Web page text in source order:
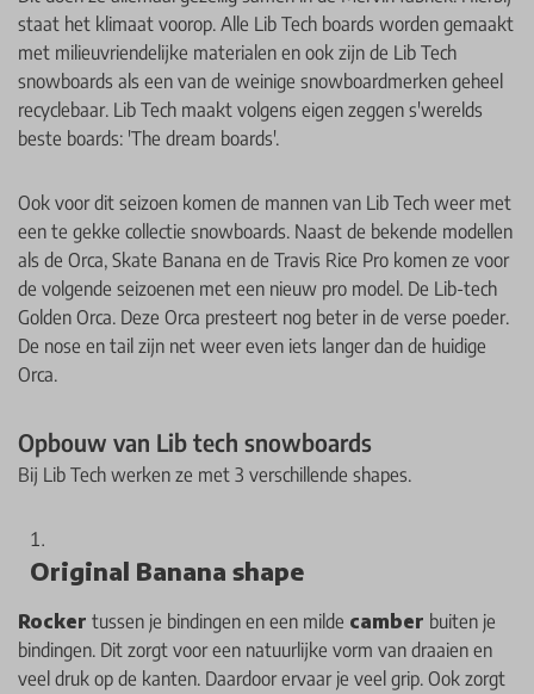
staat het klimaat voorop. Alle Lib Tech boards worden gemaakt
met milieuvriendelijke materialen en ook zijn de Lib Tech
snowboards als een van de weinige snowboardmerken geheel
recyclebaar. Lib Tech maakt volgens eigen zeggen s'werelds
beste boards: 'The dream boards'.
Ook voor dit seizoen komen de mannen van Lib Tech weer met
een te gekke collectie snowboards. Naast de bekende modellen
als de Orca, Skate Banana en de Travis Rice Pro komen ze voor
de volgende seizoenen met een nieuw pro model. De Lib-tech
Golden Orca. Deze Orca presteert nog beter in de verse poeder.
De nose en tail zijn net weer even iets langer dan de huidige
Orca.
Opbouw van Lib tech snowboards
Bij Lib Tech werken ze met 3 verschillende shapes.
Original Banana shape
Rocker tussen je bindingen en een milde camber buiten je
bindingen. Dit zorgt voor een natuurlijke vorm van draaien en
veel druk op de kanten. Daardoor ervaar je veel grip. Ook zorgt